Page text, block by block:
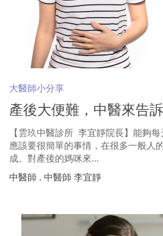
大醫師小分享
產後大便難，中醫來告
【雲玖中醫診所 李宜靜院長】能夠
應該要很簡單的事情，在很多一般人
成。對產後的媽咪來...
中醫師 . 中醫師 李宜靜